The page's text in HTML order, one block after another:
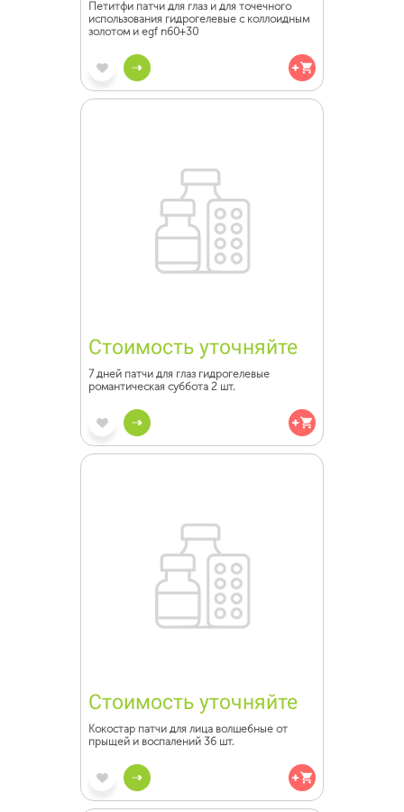
Петитфи патчи для глаз и для точечного
использования гидрогелевые с коллоидным
золотом и egf n60+30
Стоимость уточняйте
7 дней патчи для глаз гидрогелевые
романтическая суббота 2 шт.
Стоимость уточняйте
Кокостар патчи для лица волшебные от
прыщей и воспалений 36 шт.